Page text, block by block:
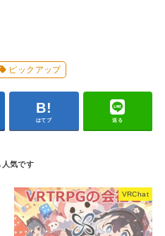
ピックアップ
はてブ 送る
VRChat